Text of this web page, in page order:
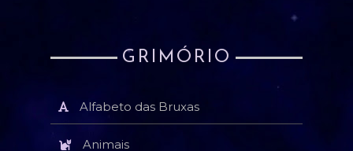
GRIMÓRIO
Alfabeto das Bruxas
Animais